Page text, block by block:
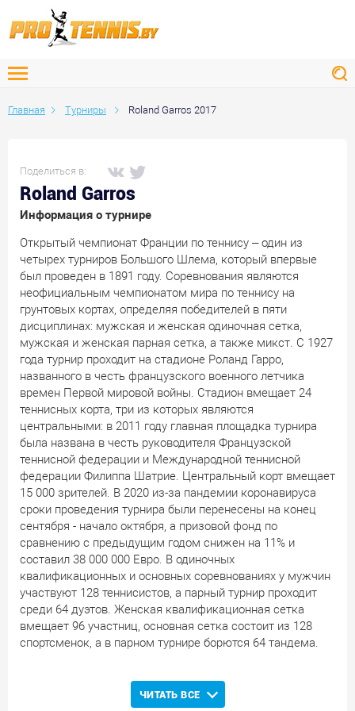
Главная Турниры Roland Garros 2017
Поделиться в:
Roland Garros
Информация о турнире
Открытый чемпионат Франции по теннису – один из
четырех турниров Большого Шлема, который впервые
был проведен в 1891 году. Соревнования являются
неофициальным чемпионатом мира по теннису на
грунтовых кортах, определяя победителей в пяти
дисциплинах: мужская и женская одиночная сетка,
мужская и женская парная сетка, а также микст. С 1927
года турнир проходит на стадионе Роланд Гарро,
названного в честь французского военного летчика
времен Первой мировой войны. Стадион вмещает 24
теннисных корта, три из которых являются
центральными: в 2011 году главная площадка турнира
была названа в честь руководителя Французской
теннисной федерации и Международной теннисной
федерации Филиппа Шатрие. Центральный корт вмещает
15 000 зрителей. В 2020 из-за пандемии коронавируса
сроки проведения турнира были перенесены на конец
сентября - начало октября, а призовой фонд по
сравнению с предыдущим годом снижен на 11% и
составил 38 000 000 Евро. В одиночных
квалификационных и основных соревнованиях у мужчин
участвуют 128 теннисистов, а парный турнир проходит
среди 64 дуэтов. Женская квалификационная сетка
вмещает 96 участниц, основная сетка состоит из 128
спортсменок, а в парном турнире борются 64 тандема.
году семнадцатилетняя Наташа Зверева
ЧИТАТЬ ВСЕ